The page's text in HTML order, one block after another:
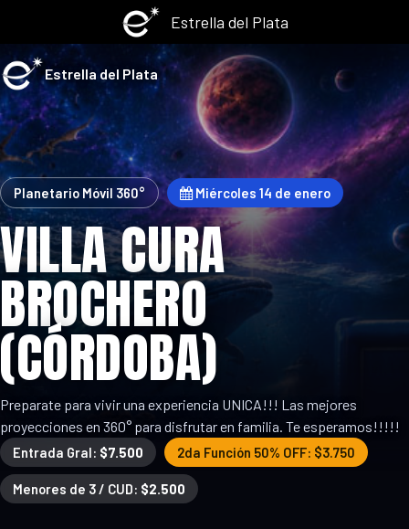
Estrella del Plata
Estrella del Plata
Planetario Móvil 360° Miércoles 14 de enero
VILLA CURA
BROCHERO
(CÓRDOBA)
Preparate para vivir una experiencia UNICA!!! Las mejores
proyecciones en 360° para disfrutar en familia. Te esperamos!!!!!
Entrada Gral: $7.500 2da Función 50% OFF: $3.750
Menores de 3 / CUD: $2.500